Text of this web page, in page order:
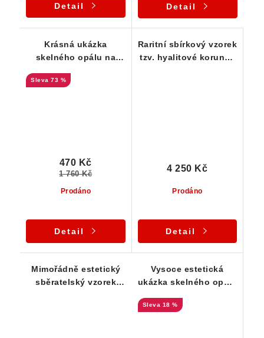
Detail Detail
Krásná ukázka
skelného opálu na
hornině
73 %
Prodáno
470 Kč
1 760 Kč
Detail
Raritní sbírkový vzorek
tzv. hyalitové korunky
Prodáno
4 250 Kč
Detail
Mimořádně estetický
sběratelský vzorek
Vysoce estetická
ukázka skelného opálu
vzorek z Valče
18 %